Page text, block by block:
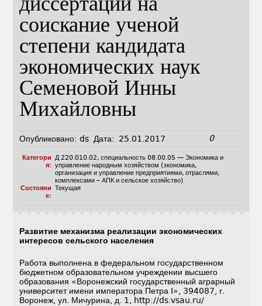
диссертации на
соискание ученой
степени кандидата
экономических наук
Семеновой Инны
Михайловны
Опубликовано: ds Дата: 25.01.2017 0
Категори
я:
Д 220.010.02, специальность 08.00.05 — Экономика и
управление народным хозяйством (экономика,
организация и управление предприятиями, отраслями,
комплексами – АПК и сельское хозяйство)
Состояни
е:
Текущая
Развитие механизма реализации экономических
интересов сельского населения
Работа выполнена в федеральном государственном
бюджетном образовательном учреждении высшего
образования «Воронежский государственный аграрный
университет имени императора Петра I», 394087, г.
Воронеж, ул. Мичурина, д. 1, http://ds.vsau.ru/